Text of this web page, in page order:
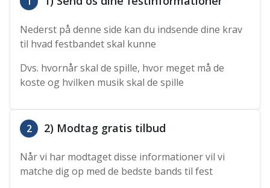
Nederst på denne side kan du indsende dine krav
til hvad festbandet skal kunne
Dvs. hvornår skal de spille, hvor meget må de
koste og hvilken musik skal de spille
2 2) Modtag gratis tilbud
Når vi har modtaget disse informationer vil vi
matche dig op med de bedste bands til fest